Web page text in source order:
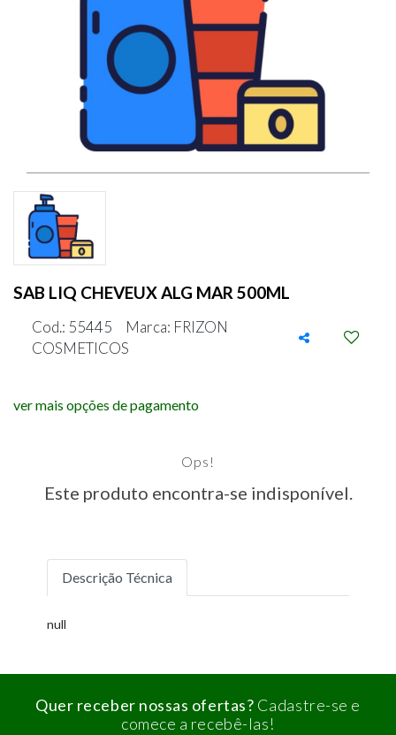
SAB LIQ CHEVEUX ALG MAR 500ML
Cod.: 55445
Marca: FRIZON
COSMETICOS
ver mais opções de pagamento
Ops!
Este produto encontra-se indisponível.
Descrição Técnica
null
Quer receber nossas ofertas? Cadastre-se e
comece a recebê-las!